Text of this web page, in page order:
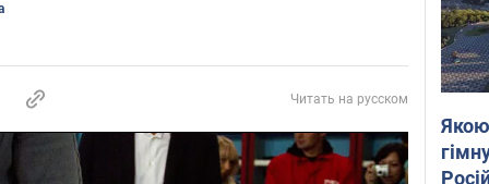
Читать на русском
Якою